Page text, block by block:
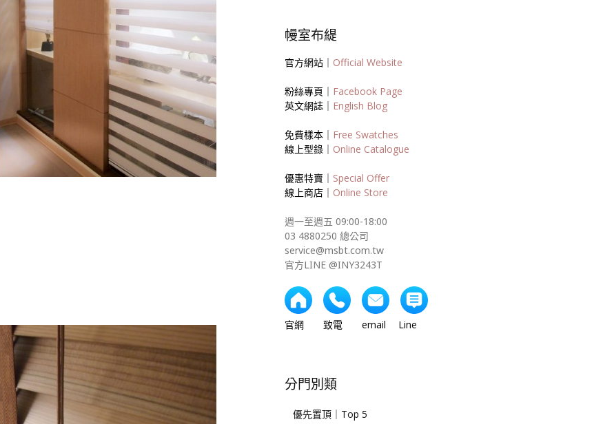
幔室布緹
官方網站｜ Official Website
粉絲專頁｜ Facebook Page
英文網誌｜ English Blog
免費樣本｜ Free Swatches
線上型錄｜ Online Catalogue
優惠特賣｜ Special Offer
線上商店｜ Online Store
週一至週五 09:00-18:00
03 4880250 總公司
service@msbt.com.tw
官方LINE @INY3243T
官網 致電 email Line
分門別類
優先置頂｜Top 5